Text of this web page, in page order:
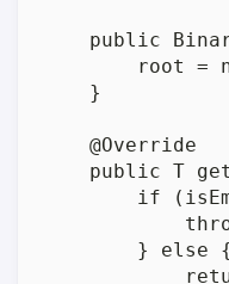
public
root =
    }
    @Override
public T
if
        } else {